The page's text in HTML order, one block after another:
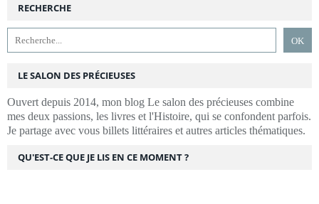
RECHERCHE
LE SALON DES PRÉCIEUSES
Ouvert depuis 2014, mon blog Le salon des précieuses combine
mes deux passions, les livres et l'Histoire, qui se confondent parfois.
Je partage avec vous billets littéraires et autres articles thématiques.
QU'EST-CE QUE JE LIS EN CE MOMENT ?